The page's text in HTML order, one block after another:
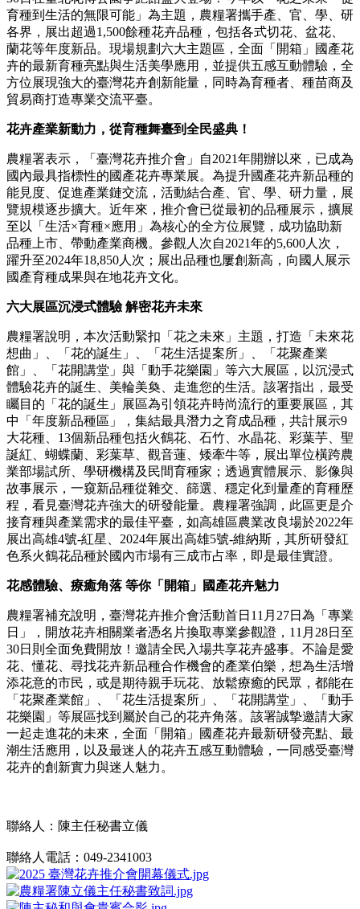
育種到生活的無限可能」為主題，農糧署攜手產、官、學、研
各界，展出超過1,500餘種花卉品種，包括各式切花、盆花、
蘭花等年度新品。現場規劃六大主題區，全面「開箱」國產花
卉的最新育種亮點與生活美學應用，並提供五感互動體驗，全
方位展現強大的臺灣花卉創新能量，同時為育種者、種苗商及
貿易商打造專業交流平臺。
花卉產業新動力，從育種舞臺到全民盛典！
農糧署表示，「臺灣花卉推介會」自2021年開辦以來，已成為
國內最具指標性的國產花卉專業展。為提升國產花卉新品種的
能見度、促進產業鏈交流，活動結合產、官、學、研力量，展
覽規模逐步擴大。近年來，推介會已從最初的品種展示，擴展
至以「生活×育種×應用」為核心的全方位展覽，成功協助新
品種上市、帶動產業商機。參觀人次自2021年的5,600人次，
躍升至2024年18,850人次；展出品種也屢創新高，向國人展示
國產育種成果與在地花卉文化。
六大展區沉浸式體驗 解密花卉未來
農糧署說明，本次活動緊扣「花之未來」主題，打造「未來花
想曲」、「花的誕生」、「花生活提案所」、「花聚產業
館」、「花開講堂」與「動手花樂園」等六大展區，以沉浸式
體驗花卉的誕生、美輪美奐、走進您的生活。該署指出，最受
矚目的「花的誕生」展區為引領花卉時尚流行的重要展區，其
中「年度新品種區」，集結最具潛力之育成品種，共計展示9
大花種、13個新品種包括火鶴花、石竹、水晶花、彩葉芋、聖
誕紅、蝴蝶蘭、彩葉草、觀音蓮、矮牽牛等，展出單位橫跨農
業部場試所、學研機構及民間育種家；透過實體展示、影像與
故事展示，一窺新品種從雜交、篩選、穩定化到量產的育種歷
程，看見臺灣花卉強大的研發能量。農糧署強調，此區更是介
接育種與產業需求的最佳平臺，如高雄區農業改良場於2022年
展出高雄4號-紅星、2024年展出高雄5號-維納斯，其所研發紅
色系火鶴花品種於國內市場有三成市占率，即是最佳實證。
花感體驗、療癒角落 等你「開箱」國產花卉魅力
農糧署補充說明，臺灣花卉推介會活動首日11月27日為「專業
日」，開放花卉相關業者憑名片換取專業參觀證，11月28日至
30日則全面免費開放！邀請全民入場共享花卉盛事。不論是愛
花、懂花、尋找花卉新品種合作機會的產業伯樂，想為生活增
添花意的市民，或是期待親手玩花、放鬆療癒的民眾，都能在
「花聚產業館」、「花生活提案所」、「花開講堂」、「動手
花樂園」等展區找到屬於自己的花卉角落。該署誠摯邀請大家
一起走進花的未來，全面「開箱」國產花卉最新研發亮點、最
潮生活應用，以及最迷人的花卉五感互動體驗，一同感受臺灣
花卉的創新實力與迷人魅力。
聯絡人：陳主任秘書立儀
聯絡人電話：049-2341003